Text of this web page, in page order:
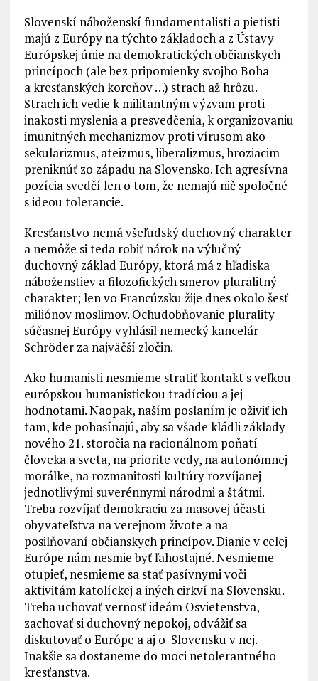
Slovenskí náboženskí fundamentalisti a pietisti
majú z Európy na týchto základoch a z Ústavy
Európskej únie na demokratických občianskych
princípoch (ale bez pripomienky svojho Boha
a kresťanských koreňov …) strach až hrôzu.
Strach ich vedie k militantným výzvam proti
inakosti myslenia a presvedčenia, k organizovaniu
imunitných mechanizmov proti vírusom ako
sekularizmus, ateizmus, liberalizmus, hroziacim
preniknúť zo západu na Slovensko. Ich agresívna
pozícia svedčí len o tom, že nemajú nič spoločné
s ideou tolerancie.
Kresťanstvo nemá všeľudský duchovný charakter
a nemôže si teda robiť nárok na výlučný
duchovný základ Európy, ktorá má z hľadiska
náboženstiev a filozofických smerov pluralitný
charakter; len vo Francúzsku žije dnes okolo šesť
miliónov moslimov. Ochudobňovanie plurality
súčasnej Európy vyhlásil nemecký kancelár
Schröder za najväčší zločin.
Ako humanisti nesmieme stratiť kontakt s veľkou
európskou humanistickou tradíciou a jej
hodnotami. Naopak, naším poslaním je oživiť ich
tam, kde pohasínajú, aby sa všade kládli základy
nového 21. storočia na racionálnom poňatí
človeka a sveta, na priorite vedy, na autonómnej
morálke, na rozmanitosti kultúry rozvíjanej
jednotlivými suverénnymi národmi a štátmi.
Treba rozvíjať demokraciu za masovej účasti
obyvateľstva na verejnom živote a na
posilňovaní občianskych princípov. Dianie v celej
Európe nám nesmie byť ľahostajné. Nesmieme
otupieť, nesmieme sa stať pasívnymi voči
aktivitám katolíckej a iných cirkví na Slovensku.
Treba uchovať vernosť ideám Osvietenstva,
zachovať si duchovný nepokoj, odvážiť sa
diskutovať o Európe a aj o Slovensku v nej.
Inakšie sa dostaneme do moci netolerantného
kresťanstva.